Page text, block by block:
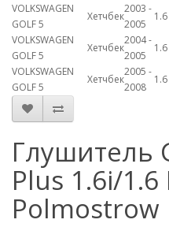
VOLKSWAGEN
GOLF 5
Хетчбек
2003 -
2005
1.6
VOLKSWAGEN
GOLF 5
Хетчбек
2004 -
2005
1.6
VOLKSWAGEN
GOLF 5
Хетчбек
2005 -
2008
1.6
Глушитель
Plus 1.6i/1.6
Polmostrow